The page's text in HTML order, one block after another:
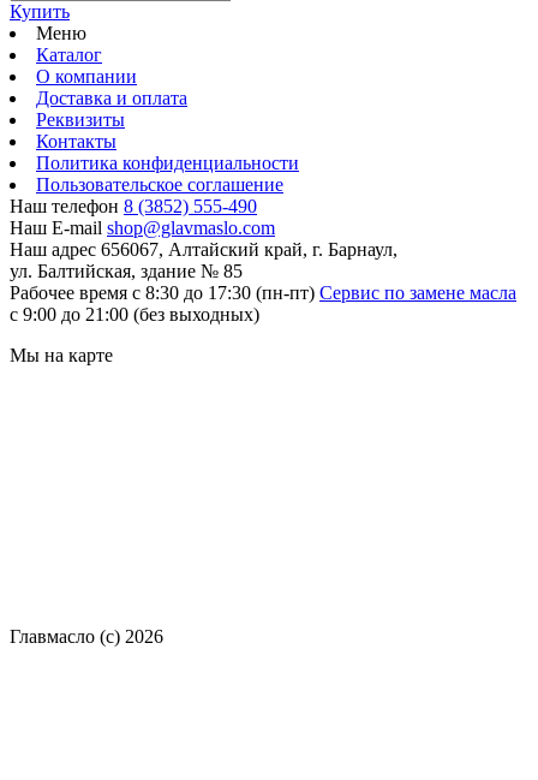
Купить
Меню
Каталог
О компании
Доставка и оплата
Реквизиты
Контакты
Политика конфиденциальности
Пользовательское соглашение
Наш телефон 8 (3852) 555-490
Наш E-mail shop@glavmaslo.com
Наш адрес 656067, Алтайский край, г. Барнаул,
ул. Балтийская, здание № 85
Рабочее время с 8:30 до 17:30 (пн-пт) Сервис по замене масла
с 9:00 до 21:00 (без выходных)
Мы на карте
Главмасло (с) 2026